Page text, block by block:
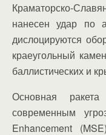
Краматорско-
нанесен удар по
дислоцируются
краеугольный
баллистических и
Основная
современным
Enhancement